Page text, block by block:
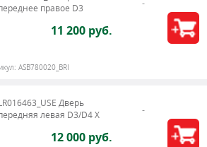
правое D3
11 200 руб.
ASB780020_BRI
Дверь
левая D3/D4 Х
12 000 руб.